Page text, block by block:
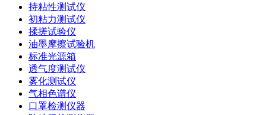
持粘性测试仪
初粘力测试仪
揉搓试验仪
油墨摩擦试验机
标准光源箱
透气度测试仪
雾化测试仪
气相色谱仪
口罩检测仪器